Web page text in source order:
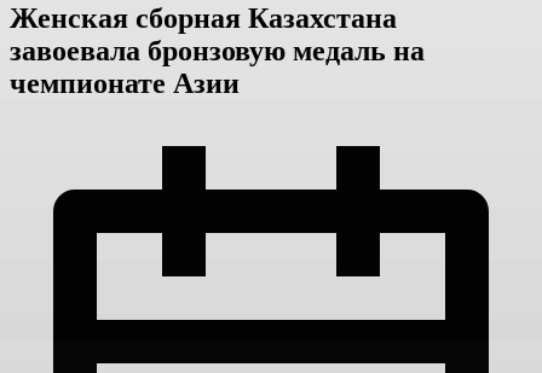
Женская сборная Казахстана
завоевала бронзовую медаль на
чемпионате Азии